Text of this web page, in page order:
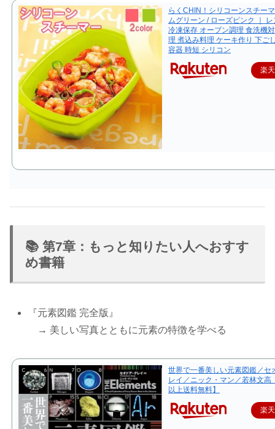
らくCHIN！シリコーンスチー
ムグリーン / ローズピンク ｜
冷凍保存 オーブン調理 食洗機
理 煮込み料理 ケーキ作り 下ご
容器 時短 シリコン
楽
📚 第7章：もっと知りたい人へおすす
め書籍
『元素図鑑 完全版』
→ 美しい写真とともに元素の特徴を学べる
世界で一番美しい元素図鑑／セ
レイ／ニック・マン／若林文高
以上送料無料】
楽